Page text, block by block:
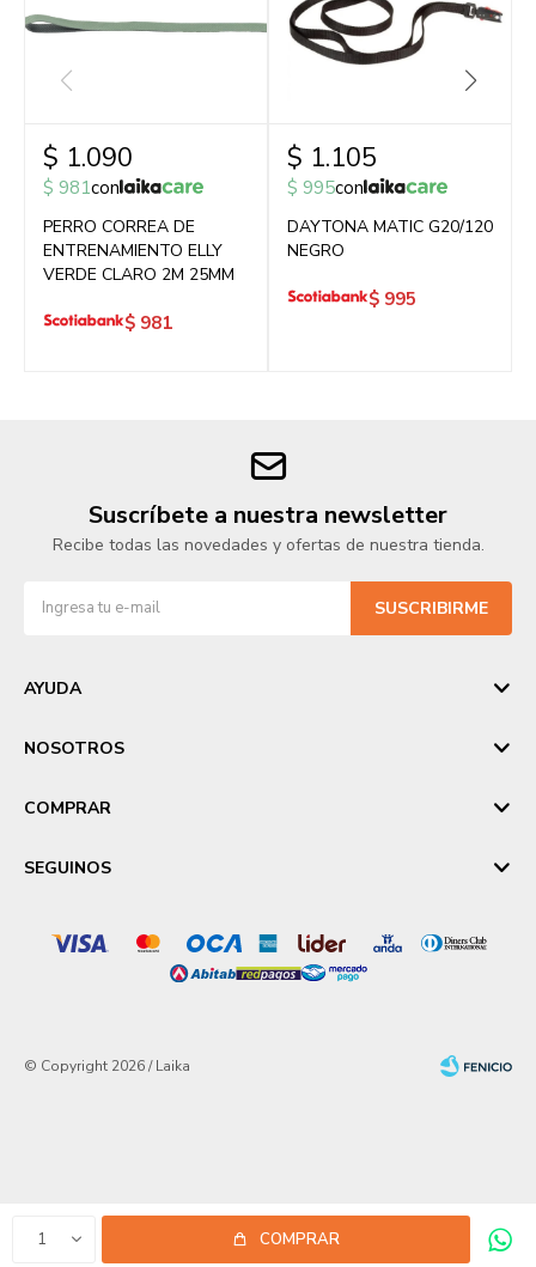
1 COMPRAR
$ 1.090
$ 981con
PERRO CORREA DE
ENTRENAMIENTO ELLY
VERDE CLARO 2M 25MM
$ 981
$ 1.105
$ 995con
DAYTONA MATIC G20/120
NEGRO
$ 995
Suscríbete a nuestra newsletter
Recibe todas las novedades y ofertas de nuestra tienda.
SUSCRIBIRME
AYUDA
NOSOTROS
COMPRAR
SEGUINOS
© Copyright 2026 / Laika